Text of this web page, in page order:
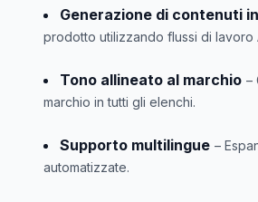
Generazione di contenuti
prodotto utilizzando flussi di lavoro
Tono allineato al marchio –
marchio in tutti gli elenchi.
Supporto multilingue –
automatizzate.